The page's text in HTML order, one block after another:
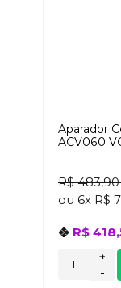
Aparador
ACV060
R$
ou 6x R$
R$
-
+